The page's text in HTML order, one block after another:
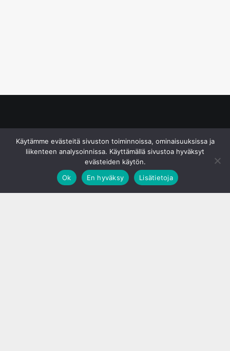
Käytämme evästeitä sivuston toiminnoissa, ominaisuuksissa ja
liikenteen analysoinnissa. Käyttämällä sivustoa hyväksyt
evästeiden käytön.
Ok
En hyväksy Lisätietoja